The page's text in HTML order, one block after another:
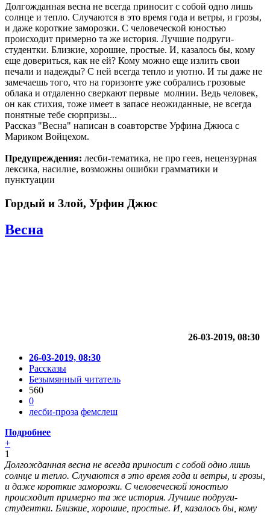
Долгожданная весна не всегда приносит с собой одно лишь
солнце и тепло. Случаются в это время года и ветры, и грозы,
и даже короткие заморозки. С человеческой юностью
происходит примерно та же история. Лучшие подруги-
студентки. Близкие, хорошие, простые. И, казалось бы, кому
еще довериться, как не ей? Кому можно еще излить свои
печали и надежды? С ней всегда тепло и уютно. И ты даже не
замечаешь того, что на горизонте уже собрались грозовые
облака и отдаленно сверкают первые молнии. Ведь человек,
он как стихия, тоже имеет в запасе неожиданные, не всегда
понятные тебе сюрпризы...
Рассказ "Весна" написан в соавторстве Урфина Джюса с
Мариком Войцехом.
Предупреждения: лесби-тематика, не про геев, нецензурная
лексика, насилие, возможны ошибки грамматики и
пунктуации
Гордый и Злой, Урфин Джюс
Весна
26-03-2019, 08:30
26-03-2019, 08:30
Рассказы
Безымянный читатель
560
0
лесби-проза фемслеш
Подробнее
+
1
Долгожданная весна не всегда приносит с собой одно лишь
солнце и тепло. Случаются в это время года и ветры, и грозы,
и даже короткие заморозки. С человеческой юностью
происходит примерно та же история. Лучшие подруги-
студентки. Близкие, хорошие, простые. И, казалось бы, кому